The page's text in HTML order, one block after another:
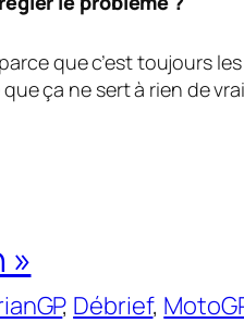
que c’est toujours
ça ne sert à rien de
»
, Débrief,